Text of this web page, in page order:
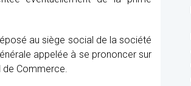
au siège social de la société
appelée à se prononcer sur
de Commerce.